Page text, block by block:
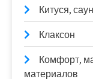
Китуся,
Клаксон
Комфорт,
материалов